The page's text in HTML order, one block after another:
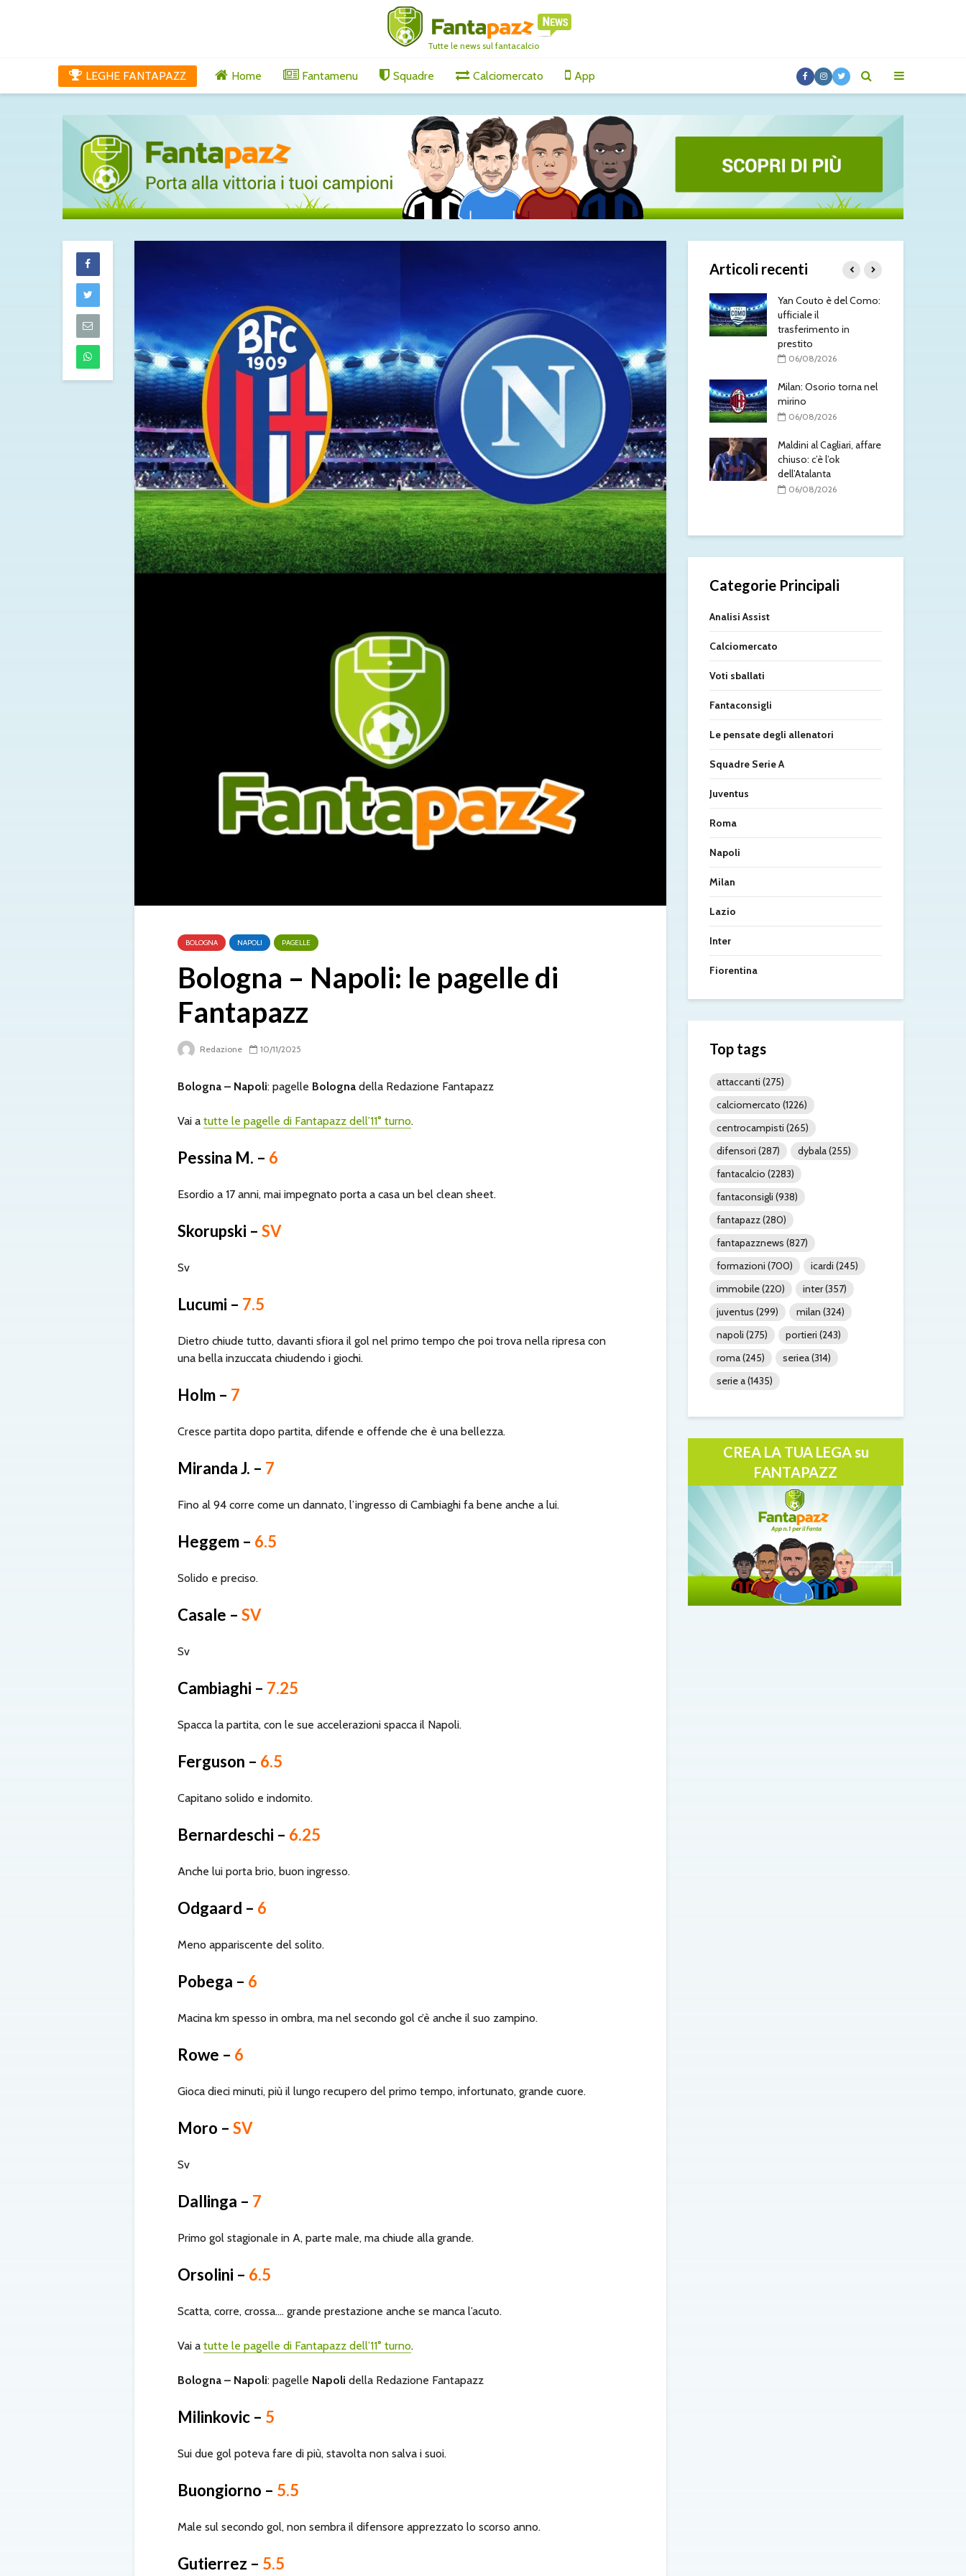
Tutte le news sul fantacalcio
LEGHE FANTAPAZZ Home Fantamenu Squadre Calciomercato App
BOLOGNA NAPOLI PAGELLE
Bologna – Napoli: le pagelle di
Fantapazz
Redazione 10/11/2025
Bologna – Napoli: pagelle Bologna della Redazione Fantapazz
Vai a tutte le pagelle di Fantapazz dell’11° turno.
Pessina M. – 6
Esordio a 17 anni, mai impegnato porta a casa un bel clean sheet.
Skorupski – SV
Sv
Lucumi – 7.5
Dietro chiude tutto, davanti sfiora il gol nel primo tempo che poi trova nella ripresa con
una bella inzuccata chiudendo i giochi.
Holm – 7
Cresce partita dopo partita, difende e offende che è una bellezza.
Miranda J. – 7
Fino al 94 corre come un dannato, l’ingresso di Cambiaghi fa bene anche a lui.
Heggem – 6.5
Solido e preciso.
Casale – SV
Sv
Cambiaghi – 7.25
Spacca la partita, con le sue accelerazioni spacca il Napoli.
Ferguson – 6.5
Capitano solido e indomito.
Bernardeschi – 6.25
Anche lui porta brio, buon ingresso.
Odgaard – 6
Meno appariscente del solito.
Pobega – 6
Macina km spesso in ombra, ma nel secondo gol c’è anche il suo zampino.
Rowe – 6
Gioca dieci minuti, più il lungo recupero del primo tempo, infortunato, grande cuore.
Moro – SV
Sv
Dallinga – 7
Primo gol stagionale in A, parte male, ma chiude alla grande.
Orsolini – 6.5
Scatta, corre, crossa…. grande prestazione anche se manca l’acuto.
Vai a tutte le pagelle di Fantapazz dell’11° turno.
Bologna – Napoli: pagelle Napoli della Redazione Fantapazz
Milinkovic – 5
Sui due gol poteva fare di più, stavolta non salva i suoi.
Buongiorno – 5.5
Male sul secondo gol, non sembra il difensore apprezzato lo scorso anno.
Gutierrez – 5.5
Articoli recenti
Yan Couto è del Como:
ufficiale il
trasferimento in
prestito
06/08/2026
Milan: Osorio torna nel
06/08/2026
Maldini al Cagliari, affare
chiuso: c’è l’ok
dell’Atalanta
06/08/2026
accordo definito: visite
mediche in corso
06/08/2026
Tutti gli aggiornamenti
di mercoledì 5 agosto
05/08/2026
Amichevoli, segnali
verso il campionato:
bene Juventus, Napoli e
Lazio, pari Milan-Inter,
ko il Sassuolo
05/08/2026
scudetto, ma servirà
tempo“
07/08/2026
Tutti gli aggiornamenti
di giovedì 6 agosto
07/08/2026
Gabriel Jesus, il Napoli
accelera: contatti con
l’Arsenal
06/08/2026
Yan Couto è del Como:
ufficiale il
trasferimento in
prestito
06/08/2026
Milan: Osorio torna nel
mirino
06/08/2026
Maldini al Cagliari, affare
chiuso: c’è l’ok
dell’Atalanta
06/08/2026
Categorie Principali
Analisi Assist
Calciomercato
Voti sballati
Fantaconsigli
Le pensate degli allenatori
Squadre Serie A
Juventus
Roma
Napoli
Milan
Lazio
Inter
Fiorentina
Top tags
attaccanti (275)
calciomercato (1226)
centrocampisti (265)
difensori (287) dybala(255)
fantacalcio (2283)
fantaconsigli (938)
fantapazz(280)
fantapazznews (827)
formazioni (700) icardi (245)
immobile(220) inter(357)
juventus (299) milan (324)
napoli (275) portieri (243)
roma(245) seriea(314)
serie a(1435)
CREA LA TUA LEGA su
FANTAPAZZ